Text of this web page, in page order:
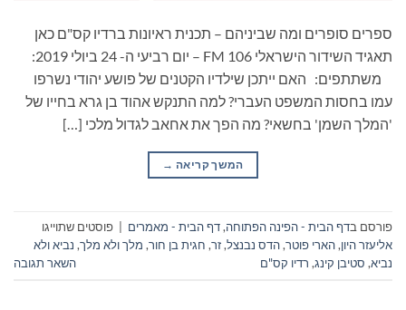
ספרים סופרים ומה שביניהם – תכנית ראיונות ברדיו קס"ם כאן
תאגיד השידור הישראלי 106 FM – יום רביעי ה- 24 ביולי 2019:
משתתפים: האם ייתכן שילדיו הקטנים של פושע יהודי נשרפו
עמו בחסות המשפט העברי? למה התנקש אהוד בן גרא בחייו של
'המלך השמן' בחשאי? מה הפך את אחאב לגדול מלכי […]
המשך קריאה →
פורסם בדף הבית - הפינה הפתוחה,דף הבית - מאמרים
פוסטים שתוייגו
אליעזר היון,הארי פוטר,הדס נבנצל,זר, חגית בן חור, מלך ולא מלך, נביא ולא
נביא, סטיבן קינג, רדיו קס"ם השאר תגובה